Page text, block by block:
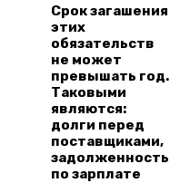
Срок загашения
этих
обязательств
не может
превышать год.
Таковыми
являются:
долги перед
поставщиками,
задолженность
по зарплате